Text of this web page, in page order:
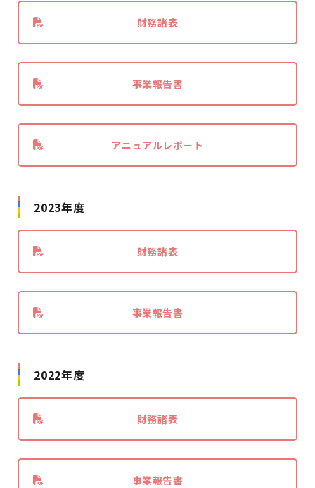
財務諸表
事業報告書
アニュアルレポート
2023年度
財務諸表
事業報告書
2022年度
財務諸表
事業報告書